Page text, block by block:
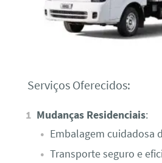
Serviços Oferecidos:
Mudanças Residenciais:
Embalagem cuidadosa
Transporte seguro e